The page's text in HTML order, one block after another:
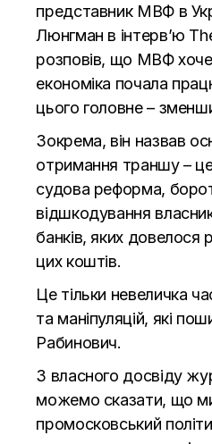
представник МВФ в
Люнгман в інтерв’ю
розповів, що МВФ
економіка почала
цього головне –
Зокрема, він назвав
отримання траншу –
судова реформа,
відшкодування
банків, яких довелося
цих коштів.
Це тільки невеличка
та маніпуляцій, які
Рабинович.
З власного досвіду
можемо сказати, що
промосковський